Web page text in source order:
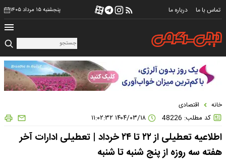
تماس با ما درباره ما پنجشنبه ۱۵ مرداد ۱۴۰۵
خانه اقتصادی
کد مطلب: 48226
اطلاعیه تعطیلی از ۲۲ تا ۲۴ خرداد | تعطیلی ادارات آخر
هفته سه روزه از پنج شنبه تا شنبه